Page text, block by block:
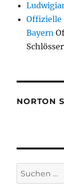
Offizielle
Bayern
NORTON
Suchen
nach: